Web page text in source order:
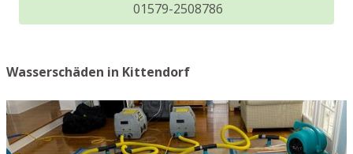
01579-2508786
Wasserschäden in Kittendorf